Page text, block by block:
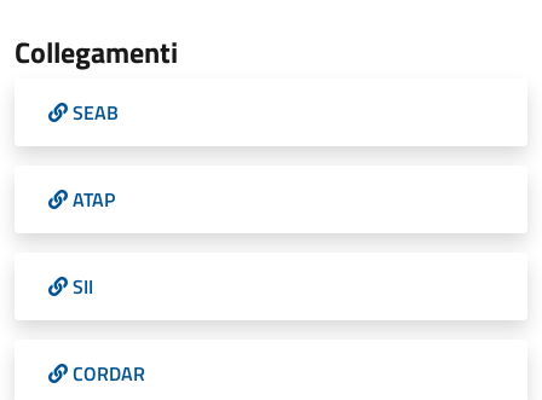
Collegamenti
SEAB
ATAP
SII
CORDAR